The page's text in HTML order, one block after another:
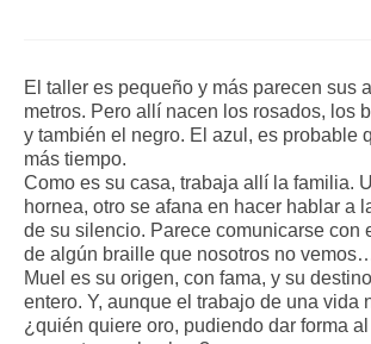
El taller es pequeño y más parecen sus
metros. Pero allí nacen los rosados, los
y también el negro. El azul, es probable
más tiempo.
Como es su casa, trabaja allí la familia.
hornea, otro se afana en hacer hablar a
de su silencio. Parece comunicarse con
de algún braille que nosotros no
Muel es su origen, con fama, y su
entero. Y, aunque el trabajo de una vida
¿quién quiere oro, pudiendo dar forma al